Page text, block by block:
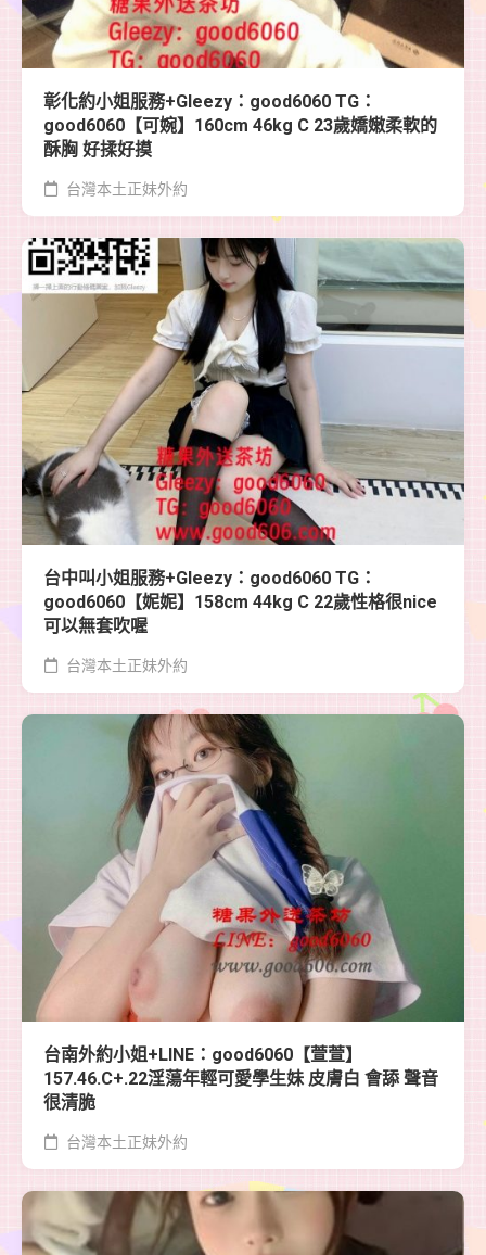
彰化約小姐服務+Gleezy：good6060 TG：
good6060【可婉】160cm 46kg C 23歲嬌嫩柔軟的
酥胸 好揉好摸
台灣本土正妹外約
台中叫小姐服務+Gleezy：good6060 TG：
good6060【妮妮】158cm 44kg C 22歲性格很nice
可以無套吹喔
台灣本土正妹外約
台南外約小姐+LINE：good6060【萱萱】
157.46.C+.22淫蕩年輕可愛學生妹 皮膚白 會舔 聲音
很清脆
台灣本土正妹外約